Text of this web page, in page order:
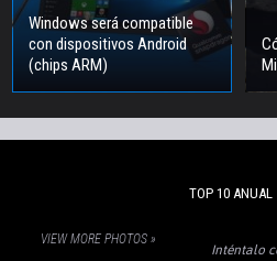
Windows será compatible
con dispositivos Android
(chips ARM)
VIEW MORE PHOTOS »
TOP 10 ANUAL
Inténtalo